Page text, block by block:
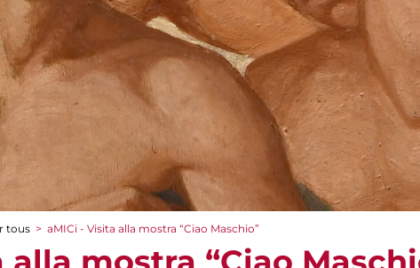
tous > aMICi - Visita alla mostra “Ciao Maschio”